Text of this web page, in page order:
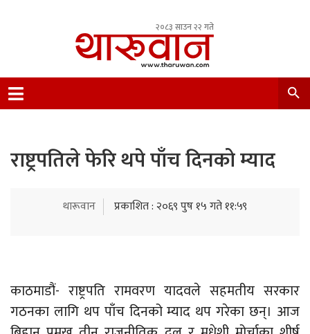
२०८३ साउन २२ गते
Nepal.
राष्ट्रपतिले फेरि थपे पाँच दिनको म्याद
थारूवान प्रकाशित : २०६९ पुष १५ गते ११:५९
काठमाडौं- राष्ट्रपति रामवरण यादवले सहमतीय सरकार
गठनका लागि थप पाँच दिनको म्याद थप गरेका छन्। आज